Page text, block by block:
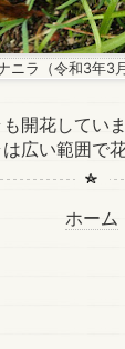
ニラ（令和3年3
開花してい
広い範囲で
ホーム